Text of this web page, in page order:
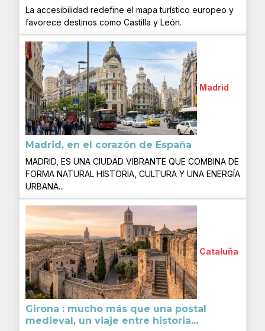
La accesibilidad redefine el mapa turístico europeo y
favorece destinos como Castilla y León.
Madrid
Madrid, en el corazón de España
MADRID, ES UNA CIUDAD VIBRANTE QUE COMBINA DE
FORMA NATURAL HISTORIA, CULTURA Y UNA ENERGÍA
URBANA...
Cataluña
Girona : mucho más que una postal
medieval, un viaje entre historia...